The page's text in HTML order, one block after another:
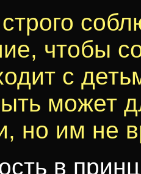
чтобы
с
может
но им не
в